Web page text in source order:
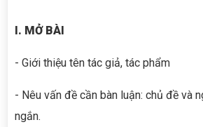
I. MỞ BÀI
- Giới thiệu tên tác giả, tác phẩm
- Nêu vấn đề cần bàn luận: chủ đề và
ngắn.